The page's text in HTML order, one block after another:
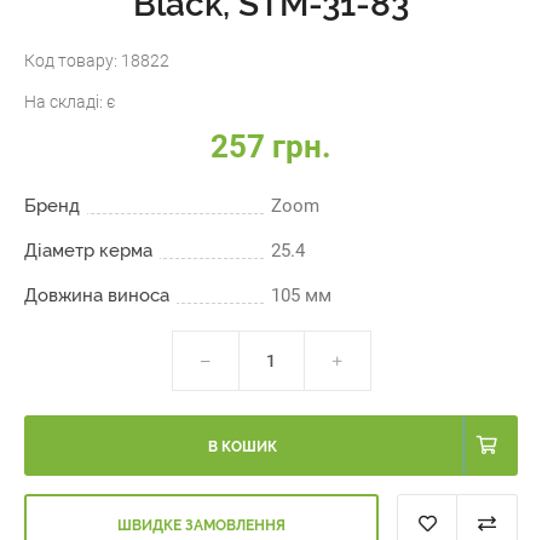
Код товару: 18822
На складі: є
257 грн.
Бренд Zoom
Діаметр керма 25.4
Довжина виноса 105 мм
В КОШИК
ШВИДКЕ ЗАМОВЛЕННЯ